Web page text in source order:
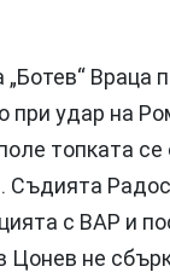
Враца
при удар на
топката
Съдията
с ВАР и
Цонев не